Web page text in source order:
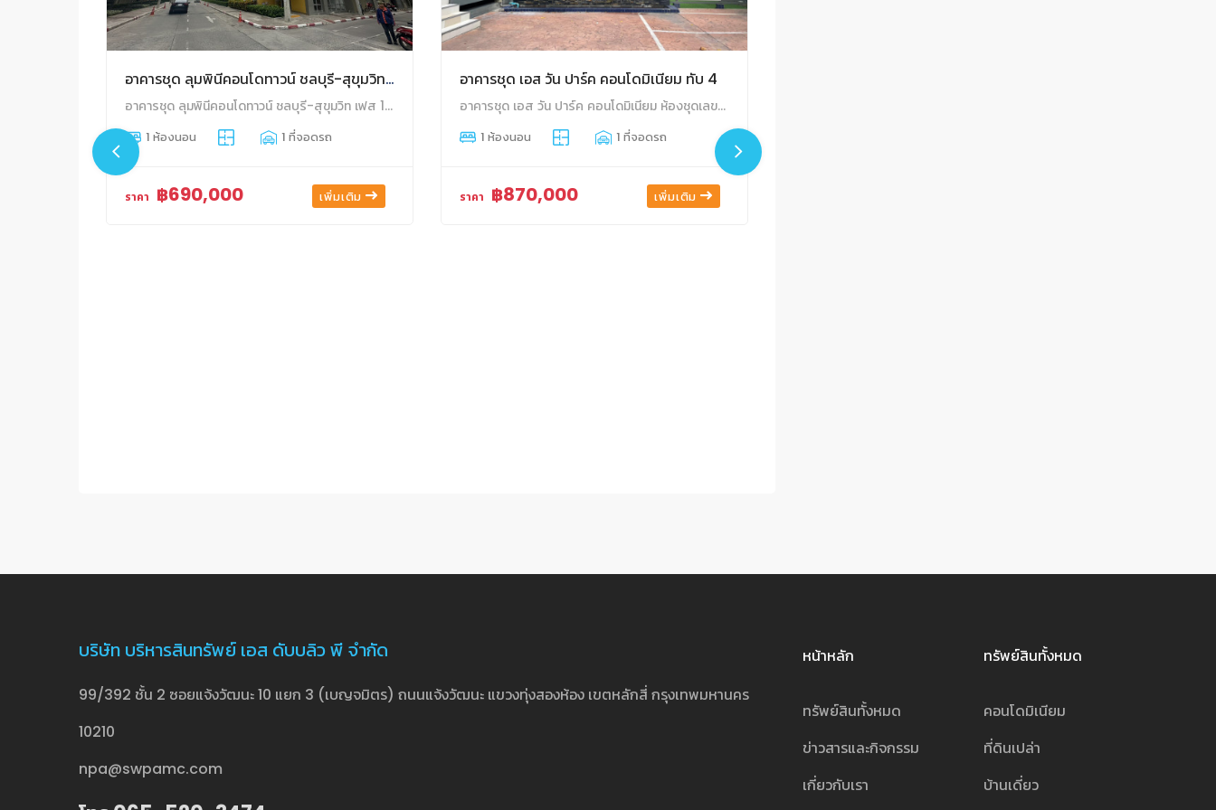
อาคารชุด ลุมพินีคอนโดทาวน์ ชลบุรี-สุขุมวิท เฟส 1
อาคารชุด ลุมพินีคอนโดทาวน์ ชลบุรี-สุขุมวิท เฟส 1 ห้องชุดเลขที่ 281/147 ชั้นที่ 6 อาคาร บี1 พื้นที่ 21.4 ตร.ม. บ้านสวน เมืองชลบุรี ชลบุรี
1 ห้องนอน 1 ที่จอดรถ
ราคา ฿690,000 เพิ่มเติม
อาคารชุด เอส วัน ปาร์ค คอนโดมิเนียม ทับ 4
อาคารชุด เอส วัน ปาร์ค คอนโดมิเนียม ห้องชุดเลขที่ 154/4 ชั้นที่ 1 อาคาร A พื้นที่ 21.76 ตร.ม. ดอนหัวฬ่อ เมืองชลบุรี ชลบุรี
1 ห้องนอน 1 ที่จอดรถ
ราคา ฿870,000 เพิ่มเติม
บริษัท บริหารสินทรัพย์ เอส ดับบลิว พี จำกัด
99/392 ชั้น 2 ซอยแจ้งวัฒนะ 10 แยก 3 (เบญจมิตร) ถนนแจ้งวัฒนะ แขวงทุ่งสองห้อง เขตหลักสี่ กรุงเทพมหานคร
10210
npa@swpamc.com
หน้าหลัก
ทรัพย์สินทั้งหมด
ข่าวสารและกิจกรรม
เกี่ยวกับเรา
ทรัพย์สินทั้งหมด
คอนโดมิเนียม
ที่ดินเปล่า
บ้านเดี่ยว